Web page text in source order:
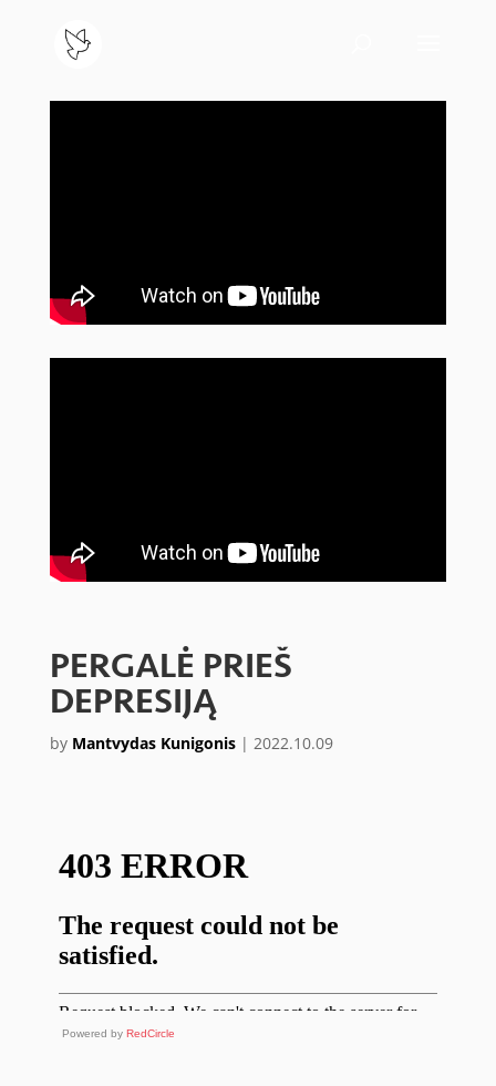
PERGALĖ PRIEŠ
DEPRESIJĄ
by Mantvydas Kunigonis| 2022.10.09
Powered by RedCircle